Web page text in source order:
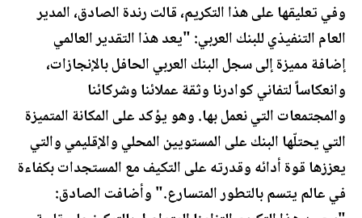
وفي تعليقها على هذا التكريم، قالت رندة الصادق، المدير
العام التنفيذي للبنك العربي: "يعد هذا التقدير العالمي
إضافة مميزة إلى سجل البنك العربي الحافل بالإنجازات،
وانعكاساً لتفاني كوادرنا وثقة عملائنا وشركائنا
والمجتمعات التي نعمل بها. وهو يؤكد على المكانة المتميزة
التي يحتلّها البنك على المستويين المحلي والإقليمي والتي
يعززها قوة أدائه وقدرته على التكيف مع المستجدات بكفاءة
في عالم يتسم بالتطور المتسارع." وأضافت الصادق: